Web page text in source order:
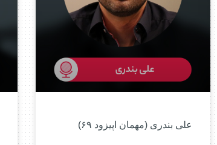
علی بندری (مهمان اپیزود ۶۹)